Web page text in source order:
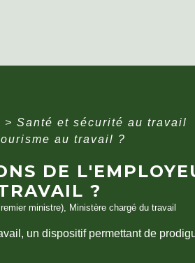
> Santé et sécurité au travail
au travail ?
DE
?
ministre), Ministère chargé du travail
un dispositif permettant de